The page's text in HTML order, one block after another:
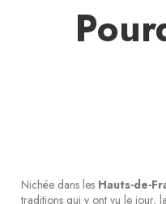
Nichée dans les Hauts-de-
traditions qui y ont vu le jour, la